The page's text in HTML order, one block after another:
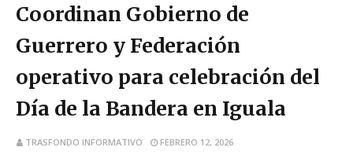
Coordinan Gobierno de
Guerrero y Federación
operativo para celebración del
Día de la Bandera en Iguala
TRASFONDO INFORMATIVO FEBRERO 12, 2026